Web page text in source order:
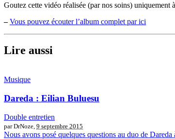
Goutez cette vidéo réalisée (par nos soins)
– Vous pouvez écouter l’album complet par ici
Lire aussi
Musique
Dareda : Eilian Buluesu
Double entretien
par DrNoze, 9 septembre 2015
Nous avons posé quelques questions au duo de